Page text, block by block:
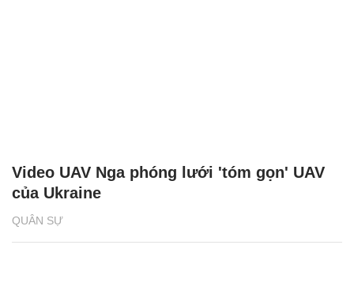
QUÂN SỰ
Video UAV Nga phóng lưới 'tóm gọn' UAV
của Ukraine